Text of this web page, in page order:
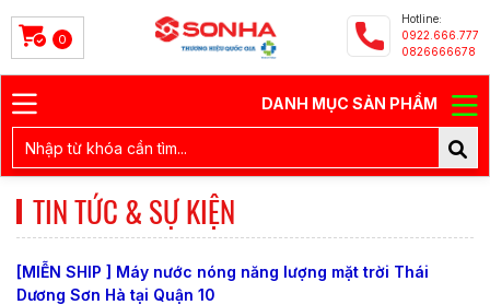
0
Hotline:
0922.666.777
0826666678
DANH MỤC SẢN PHẨM
TIN TỨC & SỰ KIỆN
[MIỄN SHIP ] Máy nước nóng năng lượng mặt trời Thái
Dương Sơn Hà tại Quận 10